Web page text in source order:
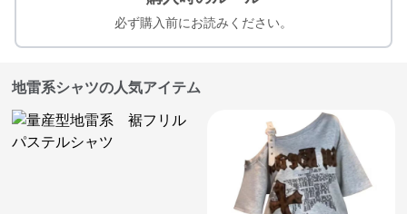
必ず購入前にお読みください。
地雷系シャツの人気アイテム